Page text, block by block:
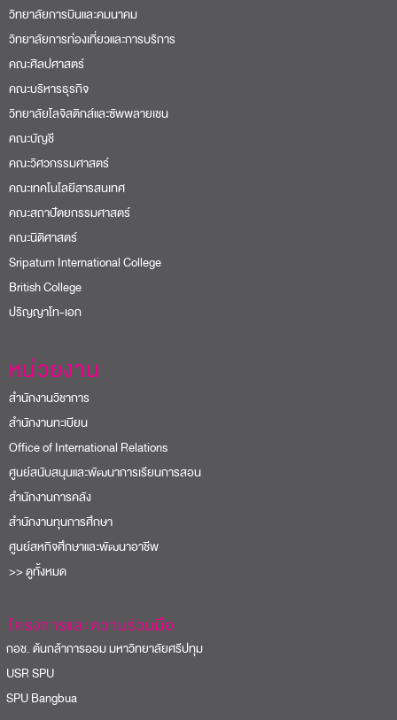
วิทยาลัยการบินและคมนาคม
วิทยาลัยการท่องเที่ยวและการบริการ
คณะศิลปศาสตร์
คณะบริหารธุรกิจ
วิทยาลัยโลจิสติกส์และซัพพลายเชน
คณะบัญชี
คณะวิศวกรรมศาสตร์
คณะเทคโนโลยีสารสนเทศ
คณะสถาปัตยกรรมศาสตร์
คณะนิติศาสตร์
Sripatum International College
British College
ปริญญาโท-เอก
หน่วยงาน
สำนักงานวิชาการ
สำนักงานทะเบียน
Office of International Relations
ศูนย์สนับสนุนและพัฒนาการเรียนการสอน
สำนักงานการคลัง
สำนักงานทุนการศึกษา
ศูนย์สหกิจศึกษาและพัฒนาอาชีพ
>> ดูทั้งหมด
โครงการและความร่วมมือ
ช. ต้นกล้าการออม มหาวิทยาลัยศรีปทุม
SPU
Bangbua